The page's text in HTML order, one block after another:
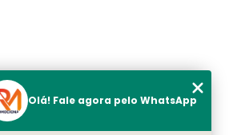
Claro
Minas
Olá! Fale agora pelo WhatsApp